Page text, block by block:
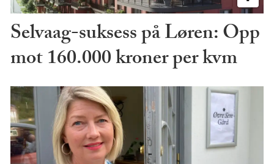
Selvaag-suksess på Løren: Opp
mot 160.000 kroner per kvm